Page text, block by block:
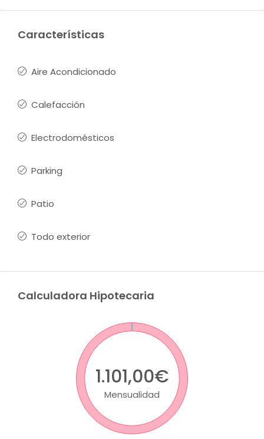
Características
Aire Acondicionado
Calefacción
Electrodomésticos
Parking
Patio
Todo exterior
Calculadora Hipotecaria
1.101,00€
Mensualidad